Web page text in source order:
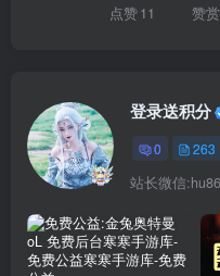
点赞11 赞赏
登录送积分
0 263